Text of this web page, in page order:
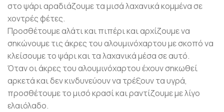
στο ψάρι αραδιάζουμε τα μισά λαχανικά κομμένα σε
χοντρές φέτες.
Προσθέτουμε αλάτι και πιπέρι και αρχίζουμε να
σηκώνουμε τις άκρες του αλουμινόχαρτου με σκοπό να
κλείσουμε το ψάρι και τα λαχανικά μέσα σε αυτό.
Όταν οι άκρες του αλουμινόχαρτου έχουν σηκωθεί
αρκετά και δεν κινδυνεύουν να τρέξουν τα υγρά,
προσθέτουμε το μισό κρασί και ραντίζουμε με λίγο
ελαιόλαδο.